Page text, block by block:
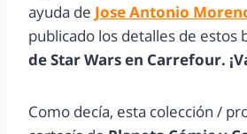
ayuda de Jose Antonio
publicado los detalles de estos
de Star Wars en Carrefour.
Como decía, esta colección /